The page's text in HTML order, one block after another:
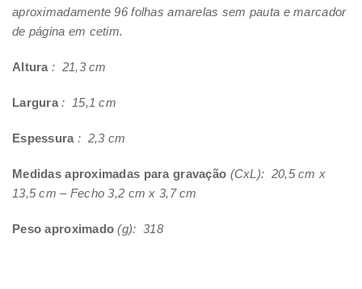
aproximadamente 96 folhas amarelas sem pauta e marcador
de página em cetim.
Altura : 21,3 cm
Largura: 15,1 cm
Espessura : 2,3 cm
Medidas aproximadas para gravação (CxL): 20,5 cm x
13,5 cm – Fecho 3,2 cm x 3,7 cm
Peso aproximado (g): 318